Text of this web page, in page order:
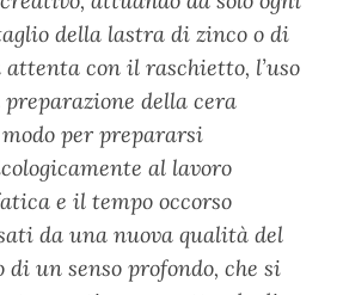
della lastra di zinco o di
con il raschietto, l’uso
della cera
per prepararsi
al lavoro
e il tempo occorso
da una nuova qualità del
un senso profondo, che si